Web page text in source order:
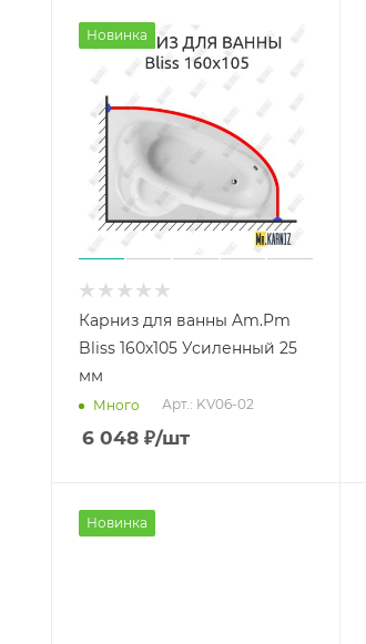
Новинка
Карниз для ванны Am.Pm
Bliss 160х105 Усиленный 25
мм
Много Арт.: KV06-02
6 048 ₽/шт
Новинка